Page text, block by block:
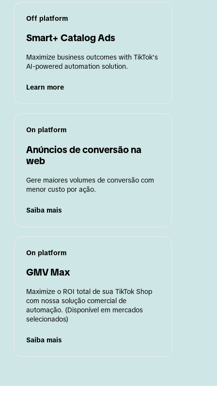
Off platform
Smart+ Catalog Ads
Maximize business outcomes with TikTok's
AI-powered automation solution.
Learn more
On platform
Anúncios de conversão na
web
Gere maiores volumes de conversão com
menor custo por ação.
Saiba mais
On platform
GMV Max
Maximize o ROI total de sua TikTok Shop
com nossa solução comercial de
automação. (Disponível em mercados
selecionados)
Saiba mais